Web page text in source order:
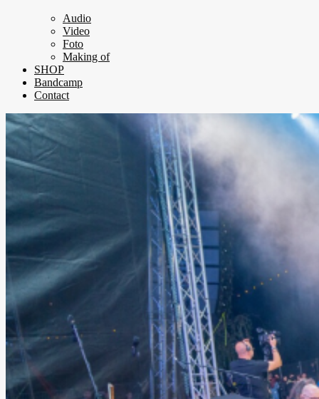
Audio
Video
Foto
Making of
SHOP
Bandcamp
Contact